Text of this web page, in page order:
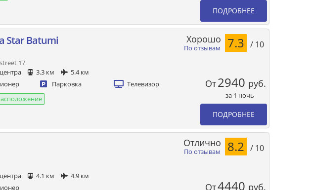
ПОДРОБНЕЕ
Star Batumi
17
3.3 км
5.4 км
Парковка
Телевизор
По отзывам
Хорошо 7.3 / 10
От2940 руб.
за 1 ночь
ПОДРОБНЕЕ
4.1 км
4.9 км
По отзывам
Отлично 8.2 / 10
От4440 руб.